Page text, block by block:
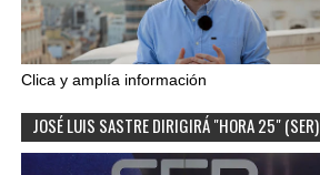
Clica y amplía información
JOSÉ LUIS SASTRE DIRIGIRÁ "HORA 25" (SER)